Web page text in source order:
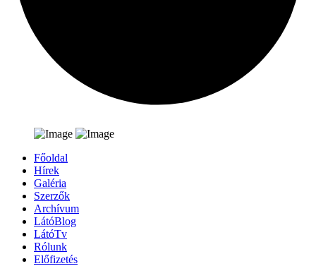
Főoldal
Hírek
Galéria
Szerzők
Archívum
LátóBlog
LátóTv
Rólunk
Előfizetés